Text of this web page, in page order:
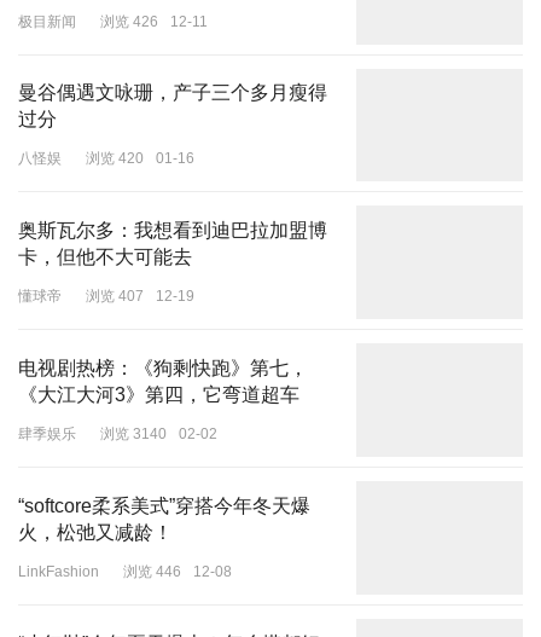
Schiaparelli以西方神话中的「Phoenix」不死鸟为主题，华丽神圣带
极目新闻 浏览 426 12-11
曼谷偶遇文咏珊，产子三个多月瘦得
过分
八怪娱 浏览 420 01-16
奥斯瓦尔多：我想看到迪巴拉加盟博
卡，但他不大可能去
懂球帝 浏览 407 12-19
电视剧热榜：《狗剩快跑》第七，
《大江大河3》第四，它弯道超车
肆季娱乐 浏览 3140 02-02
“softcore柔系美式”穿搭今年冬天爆
火，松弛又减龄！
LinkFashion 浏览 446 12-08